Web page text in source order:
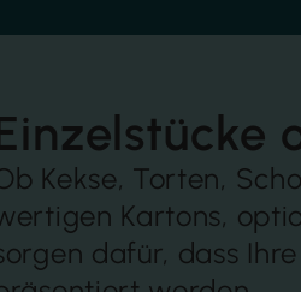
Kekse, Torten,
Kartons,
dafür, dass